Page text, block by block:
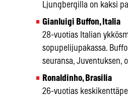
Ljungbergilla on kaksi
Gianluigi Buffon, Italia
28-vuotias Italian
sopupelijupakassa.
seuransa, Juventuksen,
Ronaldinho, Brasilia
26-vuotias